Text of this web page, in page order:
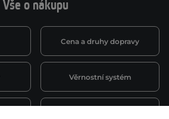
Vše o nákupu
Cena a druhy dopravy
Věrnostní systém